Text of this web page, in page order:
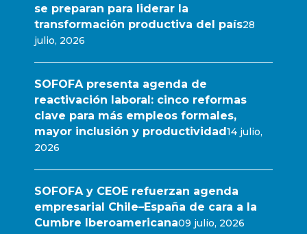
se preparan para liderar la
transformación productiva del país28
julio, 2026
SOFOFA presenta agenda de
reactivación laboral: cinco reformas
clave para más empleos formales,
mayor inclusión y productividad14 julio,
2026
SOFOFA y CEOE refuerzan agenda
empresarial Chile–España de cara a la
Cumbre Iberoamericana09 julio, 2026